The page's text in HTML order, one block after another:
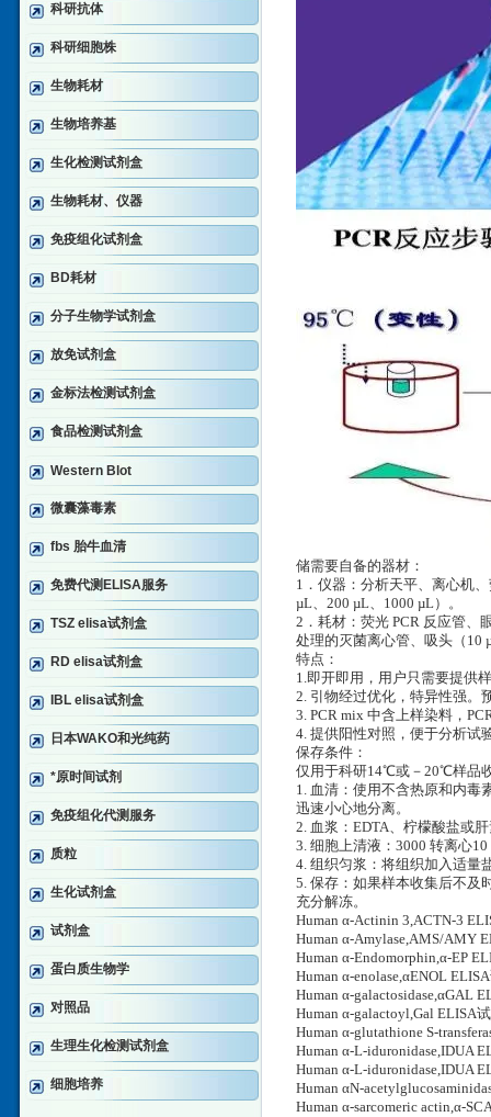
科研抗体
科研细胞株
生物耗材
生物培养基
生化检测试剂盒
生物耗材、仪器
免疫组化试剂盒
BD耗材
分子生物学试剂盒
放免试剂盒
金标法检测试剂盒
食品检测试剂盒
Western Blot
微囊藻毒素
fbs 胎牛血清
免费代测ELISA服务
TSZ elisa试剂盒
RD elisa试剂盒
IBL elisa试剂盒
日本WAKO和光纯药
*原时间试剂
免疫组化代测服务
质粒
生化试剂盒
试剂盒
蛋白质生物学
对照品
生理生化检测试剂盒
细胞培养
储需要自备的器材：
1．仪器：分析天平、离心机
µL、200 µL、1000 µL）。
2．耗材：荧光 PCR 反应管、
处理的灭菌离心管、吸头（10
特点：
1.即开即用，用户只需要提供
2. 引物经过优化，特异性强。
3. PCR mix 中含上样染料，
4. 提供阳性对照，便于分析试
保存条件：
仅用于科研14℃或－20℃样品
1. 血清：使用不含热原和内毒
迅速小心地分离。
2. 血浆：EDTA、柠檬酸盐或
3. 细胞上清液：3000 转离心
4. 组织匀浆：将组织加入适量
5. 保存：如果样本收集后不及
充分解冻。
Human α-Actinin 3,ACTN-3
Human α-Amylase,AMS/AMY
Human α-Endomorphin,α-EP
Human α-enolase,αENOL
Human α-galactosidase,αGAL
Human α-galactoyl,Gal ELISA
Human α-glutathione S-
Human α-L-iduronidase,IDUA
Human α-L-iduronidase,IDUA
Human αN-
Human α-sarcomeric actin,α-